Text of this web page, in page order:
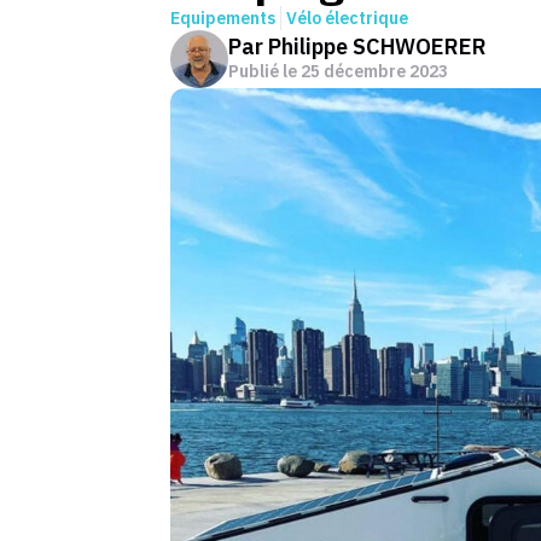
Equipements Vélo électrique
Par Philippe SCHWOERER
Publié le 25 décembre 2023